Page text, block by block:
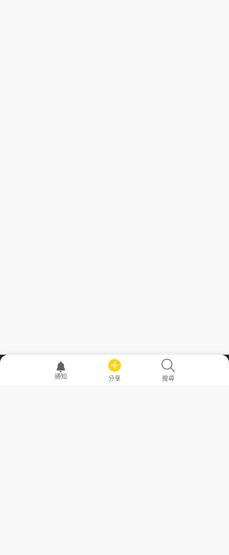
職場透明化運動
通知 分享 搜尋